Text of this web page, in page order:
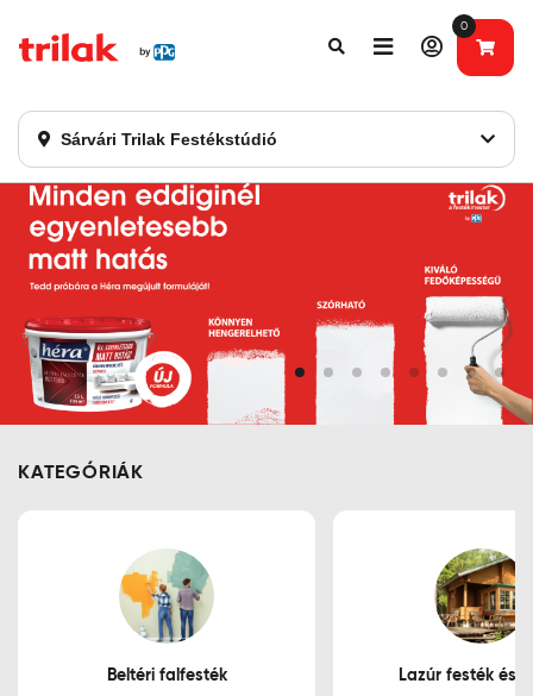
Sárvári Trilak Festékstúdió
0
Fontos tájékoztatás!
KATEGÓRIÁK
Beltéri falfesték Lazúr festék és